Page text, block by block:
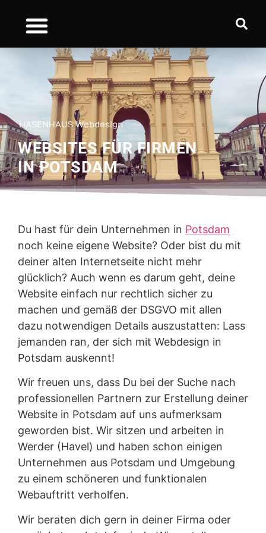
Webdesign Potsdam
HASENHAUS Webdesign
WEBSITES FÜR FIRMEN
IN POTSDAM
Du hast für dein Unternehmen in Potsdam
noch keine eigene Website? Oder bist du mit
deiner alten Internetseite nicht mehr
glücklich? Auch wenn es darum geht, deine
Website einfach nur rechtlich sicher zu
machen und gemäß der DSGVO mit allen
dazu notwendigen Details auszustatten: Lass
jemanden ran, der sich mit Webdesign in
Potsdam auskennt!
Wir freuen uns, dass Du bei der Suche nach
professionellen Partnern zur Erstellung deiner
Website in Potsdam auf uns aufmerksam
geworden bist. Wir sitzen und arbeiten in
Werder (Havel) und haben schon einigen
Unternehmen aus Potsdam und Umgebung
zu einem schöneren und funktionalen
Webauftritt verholfen.
Wir beraten dich gern in deiner Firma oder